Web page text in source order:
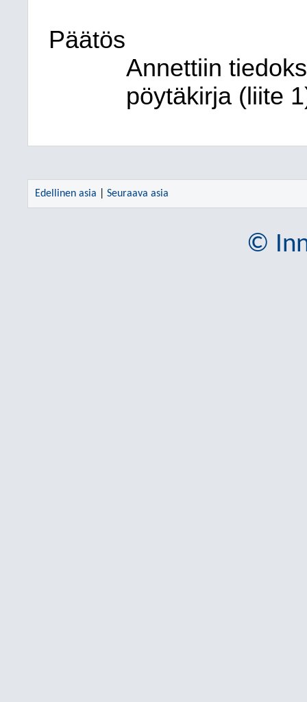
Päätös
Annettiin
pöytäkirja (liite
Edellinen asia Seuraava asia
©